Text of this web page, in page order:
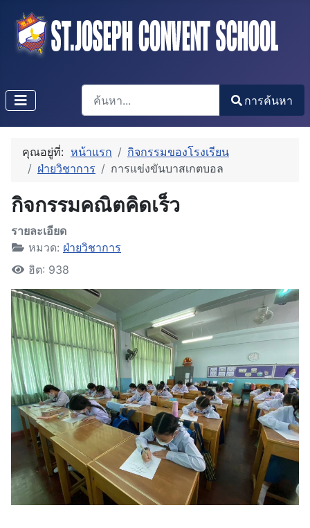
การค้นหา
Type 2 or more characters for results.
การค้นหา
คุณอยู่ที่: หน้าแรก
กิจกรรมของโรงเรียน
ฝ่ายวิชาการ
การแข่งขันบาสเกตบอล
กิจกรรมคณิตคิดเร็ว
รายละเอียด
หมวด: ฝ่ายวิชาการ
ฮิต: 938